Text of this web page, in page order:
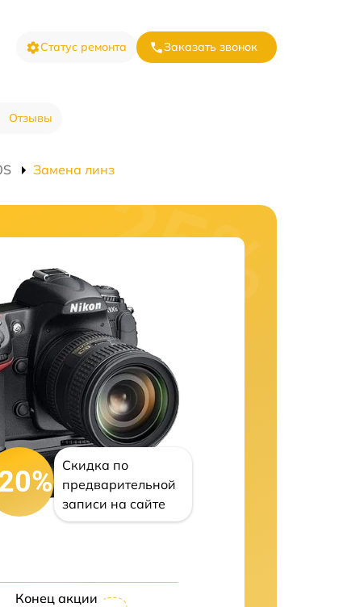
Статус ремонта Заказать звонок
Отзывы
Замена линз
Скидка по
предварительной
записи на сайте
Конец акции